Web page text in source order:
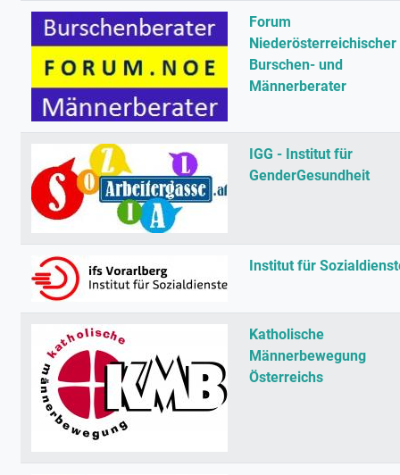
Forum
Niederösterreichischer
Burschen- und
Männerberater
IGG - Institut für
GenderGesundheit
Institut für
Katholische
Männerbewegung
Österreichs